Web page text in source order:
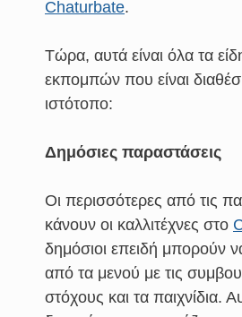
Chaturbate.
Τώρα, αυτά είναι όλα τα
εκπομπών που είναι
ιστότοπο:
Δημόσιες παραστάσεις
Οι περισσότερες από τις
κάνουν οι καλλιτέχνες στο
δημόσιοι επειδή μπορούν
από τα μενού με τις
στόχους και τα παιχνίδια.